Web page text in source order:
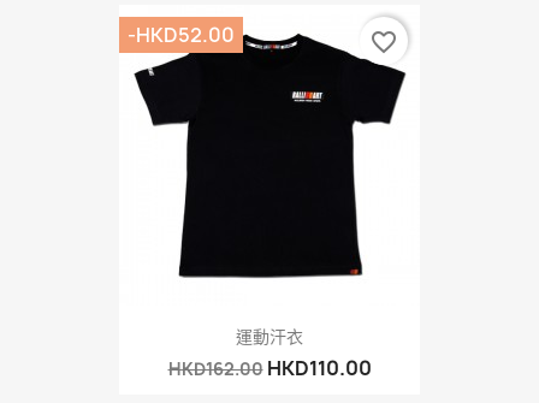
運動汗衣
HKD162.00 HKD110.00
-HKD52.00 favorite_border